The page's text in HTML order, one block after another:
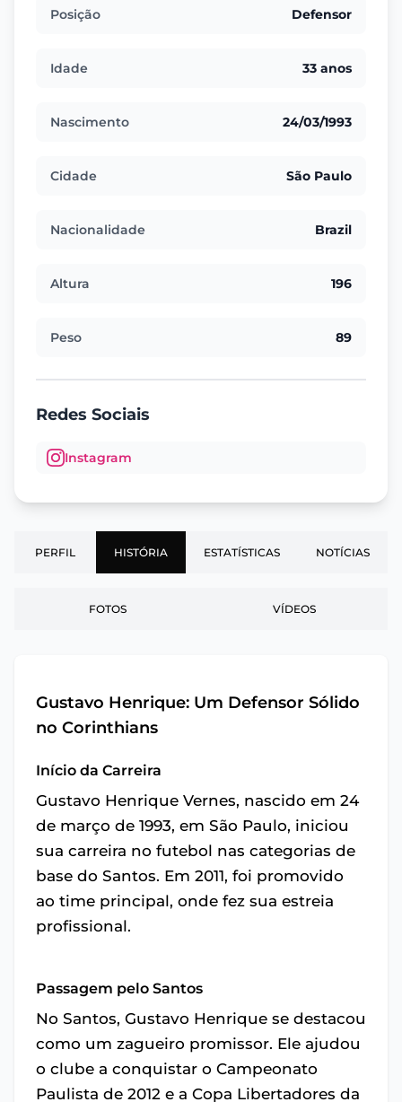
Posição Defensor
Idade 33 anos
Nascimento 24/03/1993
Cidade São Paulo
Nacionalidade Brazil
Altura 196
Peso 89
Redes Sociais
Instagram
PERFIL HISTÓRIA ESTATÍSTICAS NOTÍCIAS
FOTOS VÍDEOS
Gustavo Henrique: Um Defensor Sólido
no Corinthians
Início da Carreira
Gustavo Henrique Vernes, nascido em 24
de março de 1993, em São Paulo, iniciou
sua carreira no futebol nas categorias de
base do Santos. Em 2011, foi promovido
ao time principal, onde fez sua estreia
profissional.
Passagem pelo Santos
No Santos, Gustavo Henrique se destacou
como um zagueiro promissor. Ele ajudou
o clube a conquistar o Campeonato
Paulista de 2012 e a Copa Libertadores da